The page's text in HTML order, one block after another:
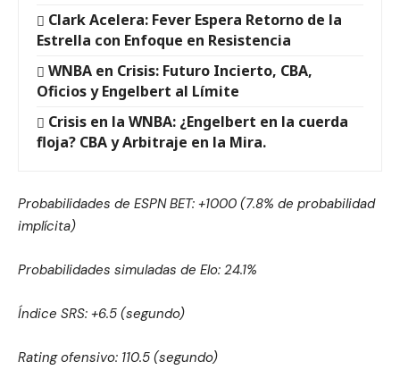
Clark Acelera: Fever Espera Retorno de la
Estrella con Enfoque en Resistencia
WNBA en Crisis: Futuro Incierto, CBA,
Oficios y Engelbert al Límite
Crisis en la WNBA: ¿Engelbert en la cuerda
floja? CBA y Arbitraje en la Mira.
Probabilidades de ESPN BET: +1000 (7.8% de probabilidad
implícita)
Probabilidades simuladas de Elo: 24.1%
Índice SRS: +6.5 (segundo)
Rating ofensivo: 110.5 (segundo)